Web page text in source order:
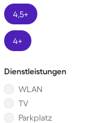
4,5+
4+
Dienstleistungen
WLAN
TV
Parkplatz